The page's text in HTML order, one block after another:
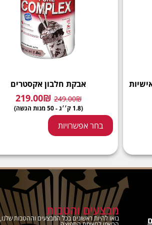
אבקת חלבון אקסטרים
249.00₪
219.00₪
(1.8 ק׳׳ג - 50 מנות הגשה)
בחר אפשרויות
מבצעים והטבות
בואו להיות ראשונים בכל המבצעים וההטבות שלנו,